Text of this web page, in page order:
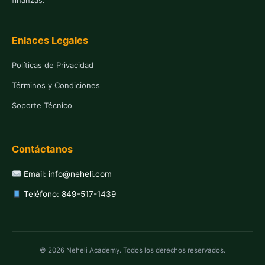
Enlaces Legales
Políticas de Privacidad
Términos y Condiciones
Soporte Técnico
Contáctanos
Email: info@neheli.com
Teléfono: 849-517-1439
© 2026 Neheli Academy. Todos los derechos reservados.